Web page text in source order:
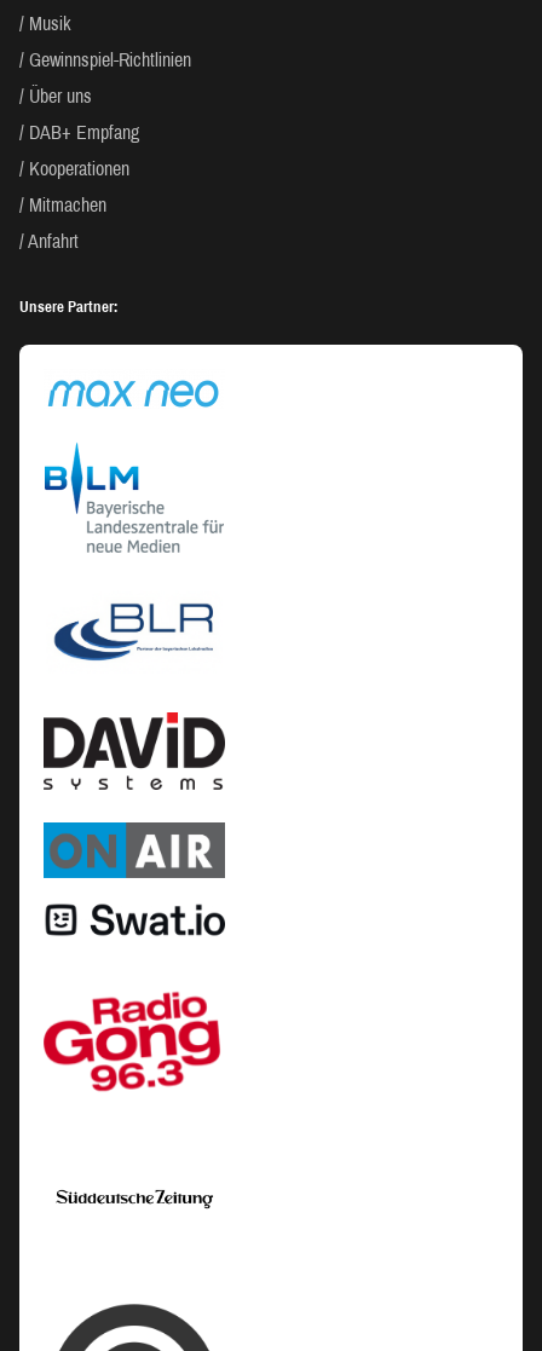
Musik
Gewinnspiel-Richtlinien
Über uns
DAB+ Empfang
Kooperationen
Mitmachen
Anfahrt
Unsere Partner: